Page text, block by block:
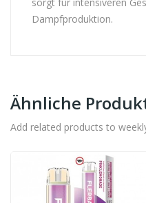
Dampfproduktion.
Ähnliche
Add related products to